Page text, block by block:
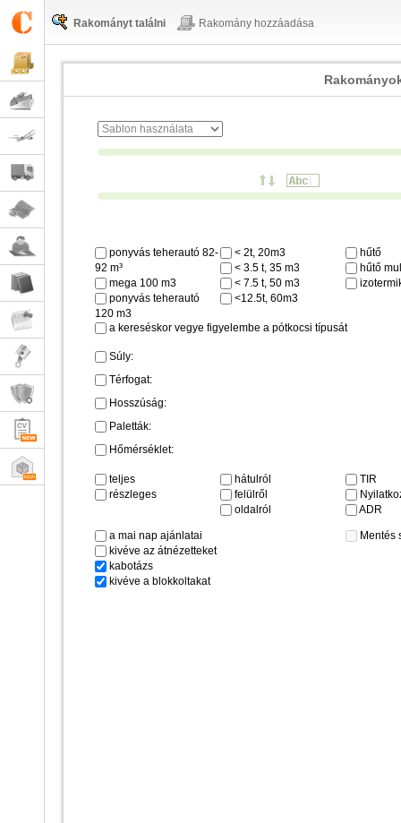
Rakományt találni Rakomány hozzáadása
ponyvás teherautó 82-
92 m³
mega 100 m3
ponyvás teherautó
120 m3
< 2t, 20m3
< 3.5 t, 35 m3
< 7.5 t, 50 m3
<12.5t, 60m3
hűtő
hűtő
a kereséskor vegye figyelembe a pótkocsi típusát
Súly:
Térfogat:
Hosszúság:
Paletták:
Hőmérséklet:
teljes
részleges
hátulról
felülről
oldalról
TIR
ADR
a mai nap ajánlatai
kivéve az átnézetteket
kabotázs
kivéve a blokkoltakat
Mentés